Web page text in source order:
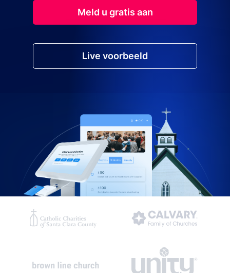
Meld u gratis aan
Live voorbeeld